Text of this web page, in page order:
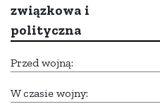
związkowa i
polityczna
Przed wojną:
W czasie wojny: